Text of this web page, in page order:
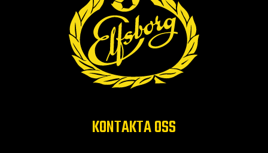
KONTAKTA OSS